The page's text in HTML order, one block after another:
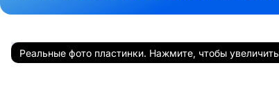
Реальные фото пластинки. Нажмите, чтобы увеличить